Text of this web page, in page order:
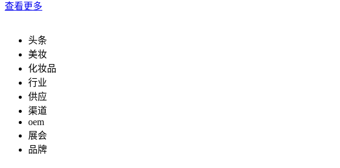
查看更多
头条
美妆
化妆品
行业
供应
渠道
oem
展会
品牌